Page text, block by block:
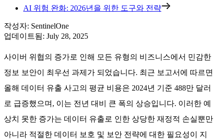
AI 위험 완화: 2026년을 위한 도구와 전략
작성자: SentinelOne
업데이트됨: July 28, 2025
사이버 위협의 증가로 인해 모든 유형의 비즈니스에서 민감한
정보 보안이 최우선 과제가 되었습니다. 최근 보고서에 따르면
올해 데이터 유출 사고의 평균 비용은 2024년 기준 488만 달러
로 급증했으며, 이는 전년 대비 큰 폭의 상승입니다. 이러한 예
상치 못한 증가는 데이터 유출로 인한 상당한 재정적 손실뿐만
아니라 적절한 데이터 보호 및 보안 전략에 대한 필요성이 지